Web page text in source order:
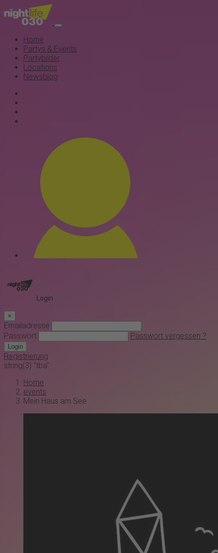
Home
Partys & Events
Partybilder
Locations
Newsblog
Login
×
Emailadresse
Passwort
Passwort vergessen ?
Login
Registrierung
string(3) "tba"
Home
events
Mein Haus am See